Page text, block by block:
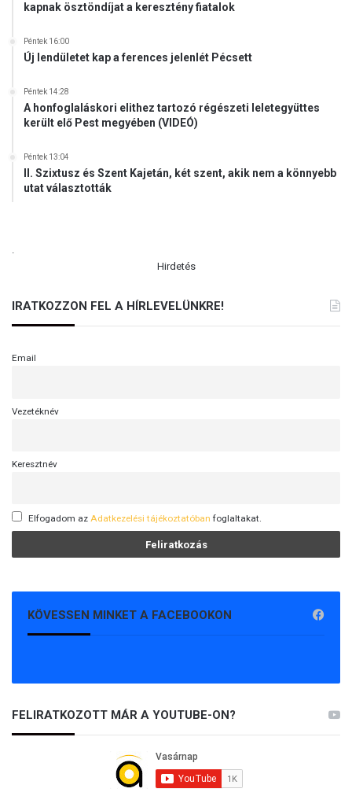
kapnak ösztöndíjat a keresztény fiatalok
Péntek 16:00
Új lendületet kap a ferences jelenlét Pécsett
Péntek 14:28
A honfoglaláskori elithez tartozó régészeti leletegyüttes
került elő Pest megyében (VIDEÓ)
Péntek 13:04
II. Szixtusz és Szent Kajetán, két szent, akik nem a könnyebb
utat választották
.
Hirdetés
IRATKOZZON FEL A HÍRLEVELÜNKRE!
Email
Vezetéknév
Keresztnév
Elfogadom az Adatkezelési tájékoztatóban foglaltakat.
KÖVESSEN MINKET A FACEBOOKON
FELIRATKOZOTT MÁR A YOUTUBE-ON?